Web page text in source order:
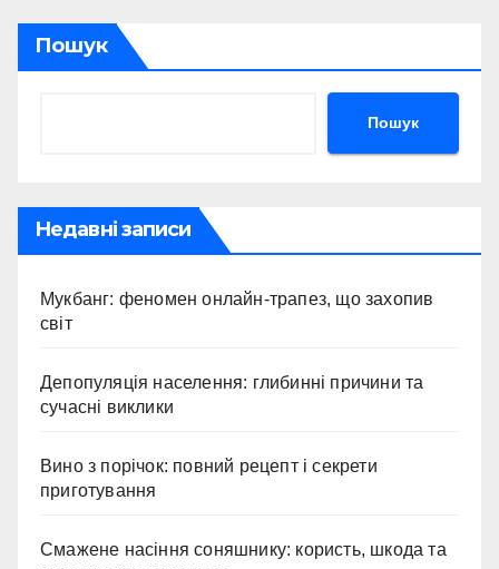
Пошук
Пошук
Недавні записи
Мукбанг: феномен онлайн-трапез, що захопив
світ
Депопуляція населення: глибинні причини та
сучасні виклики
Вино з порічок: повний рецепт і секрети
приготування
Смажене насіння соняшнику: користь, шкода та